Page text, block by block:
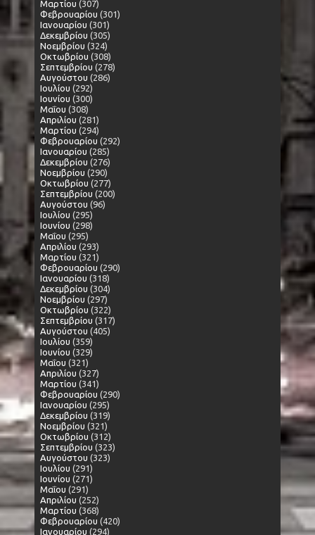
Μαρτίου (307)
Φεβρουαρίου (301)
Ιανουαρίου (301)
Δεκεμβρίου (305)
Νοεμβρίου (324)
Οκτωβρίου (308)
Σεπτεμβρίου (278)
Αυγούστου (286)
Ιουλίου (292)
Ιουνίου (300)
Μαΐου (308)
Απριλίου (281)
Μαρτίου (294)
Φεβρουαρίου (292)
Ιανουαρίου (285)
Δεκεμβρίου (276)
Νοεμβρίου (290)
Οκτωβρίου (277)
Σεπτεμβρίου (200)
Αυγούστου (96)
Ιουλίου (295)
Ιουνίου (298)
Μαΐου (295)
Απριλίου (293)
Μαρτίου (321)
Φεβρουαρίου (290)
Ιανουαρίου (318)
Δεκεμβρίου (304)
Νοεμβρίου (297)
Οκτωβρίου (322)
Σεπτεμβρίου (317)
Αυγούστου (405)
Ιουλίου (359)
Ιουνίου (329)
Μαΐου (321)
Απριλίου (327)
Μαρτίου (341)
Φεβρουαρίου (290)
Ιανουαρίου (295)
Δεκεμβρίου (319)
Νοεμβρίου (321)
Οκτωβρίου (312)
Σεπτεμβρίου (323)
Αυγούστου (323)
Ιουλίου (291)
Ιουνίου (271)
Μαΐου (291)
Απριλίου (252)
Μαρτίου (368)
Φεβρουαρίου (420)
Ιανουαρίου (294)